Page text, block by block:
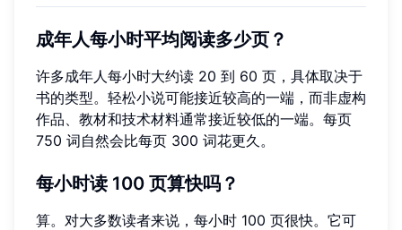
成年人每小时平均阅读多少页？
许多成年人每小时大约读 20 到 60 页，具体取决于
书的类型。轻松小说可能接近较高的一端，而非虚构
作品、教材和技术材料通常接近较低的一端。每页
750 词自然会比每页 300 词花更久。
每小时读 100 页算快吗？
算。对大多数读者来说，每小时 100 页很快。它可